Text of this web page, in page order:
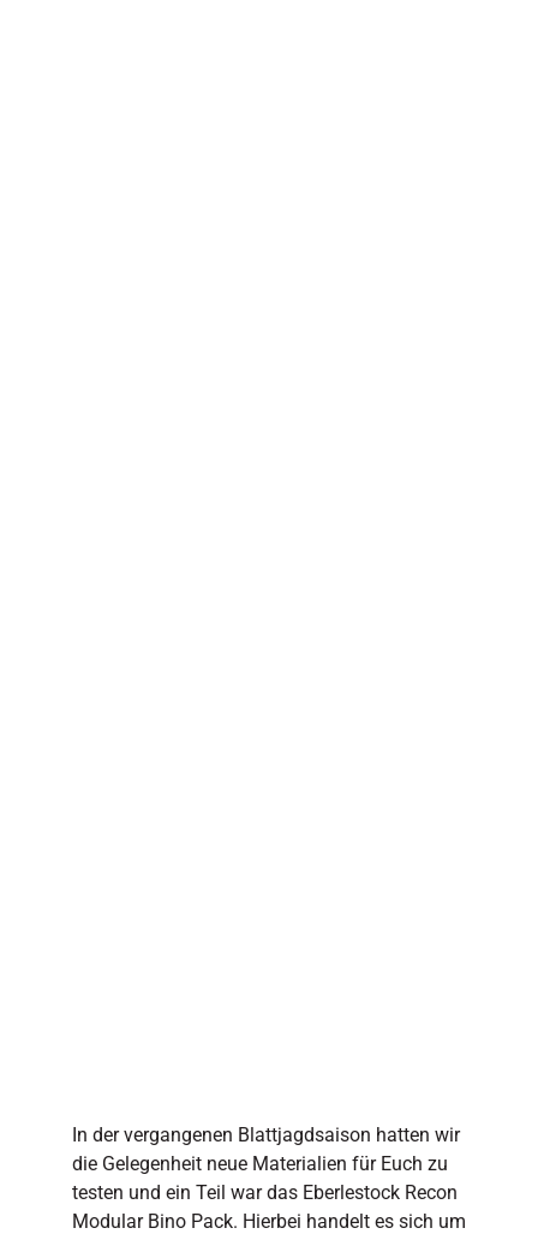
In der vergangenen Blattjagdsaison hatten wir
die Gelegenheit neue Materialien für Euch zu
testen und ein Teil war das Eberlestock Recon
Modular Bino Pack. Hierbei handelt es sich um